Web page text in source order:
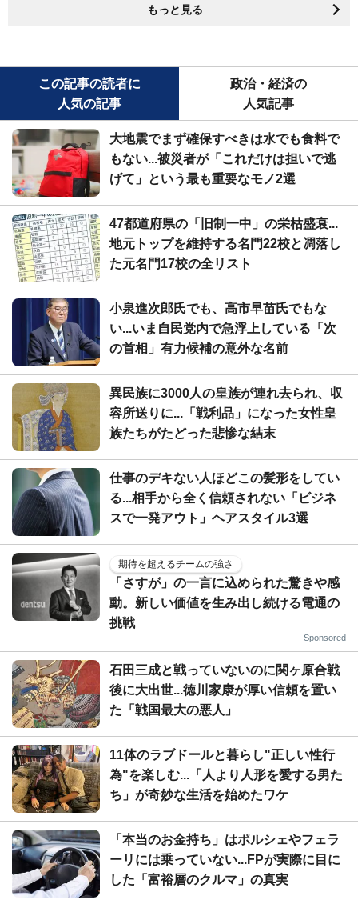
もっと見る
この記事の読者に
人気の記事
政治・経済の
人気記事
大地震でまず確保すべきは水でも食料で
もない...被災者が「これだけは担いで逃
げて」という最も重要なモノ2選
47都道府県の「旧制一中」の栄枯盛衰...
地元トップを維持する名門22校と凋落し
た元名門17校の全リスト
小泉進次郎氏でも、高市早苗氏でもな
い...いま自民党内で急浮上している「次
の首相」有力候補の意外な名前
異民族に3000人の皇族が連れ去られ、収
容所送りに...「戦利品」になった女性皇
族たちがたどった悲惨な結末
仕事のデキない人ほどこの髪形をしてい
る...相手から全く信頼されない「ビジネ
スで一発アウト」ヘアスタイル3選
期待を超えるチームの強さ
「さすが」の一言に込められた驚きや感
動。新しい価値を生み出し続ける電通の
挑戦
Sponsored
石田三成と戦っていないのに関ヶ原合戦
後に大出世...徳川家康が厚い信頼を置い
た「戦国最大の悪人」
11体のラブドールと暮らし"正しい性行
為"を楽しむ...「人より人形を愛する男た
ち」が奇妙な生活を始めたワケ
「本当のお金持ち」はポルシェやフェラ
ーリには乗っていない...FPが実際に目に
した「富裕層のクルマ」の真実